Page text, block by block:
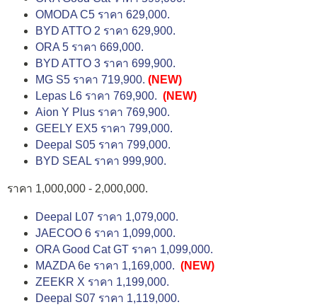
OMODA C5 ราคา 629,000.
BYD ATTO 2 ราคา 629,900.
ORA 5 ราคา 669,000.
BYD ATTO 3 ราคา 699,900.
MG S5 ราคา 719,900. (NEW)
Lepas L6 ราคา 769,900. (NEW)
Aion Y Plus ราคา 769,900.
GEELY EX5 ราคา 799,000.
Deepal S05 ราคา 799,000.
BYD SEAL ราคา 999,900.
ราคา 1,000,000 - 2,000,000.
Deepal L07 ราคา 1,079,000.
JAECOO 6 ราคา 1,099,000.
ORA Good Cat GT ราคา 1,099,000.
MAZDA 6e ราคา 1,169,000. (NEW)
ZEEKR X ราคา 1,199,000.
Deepal S07 ราคา 1,119,000.